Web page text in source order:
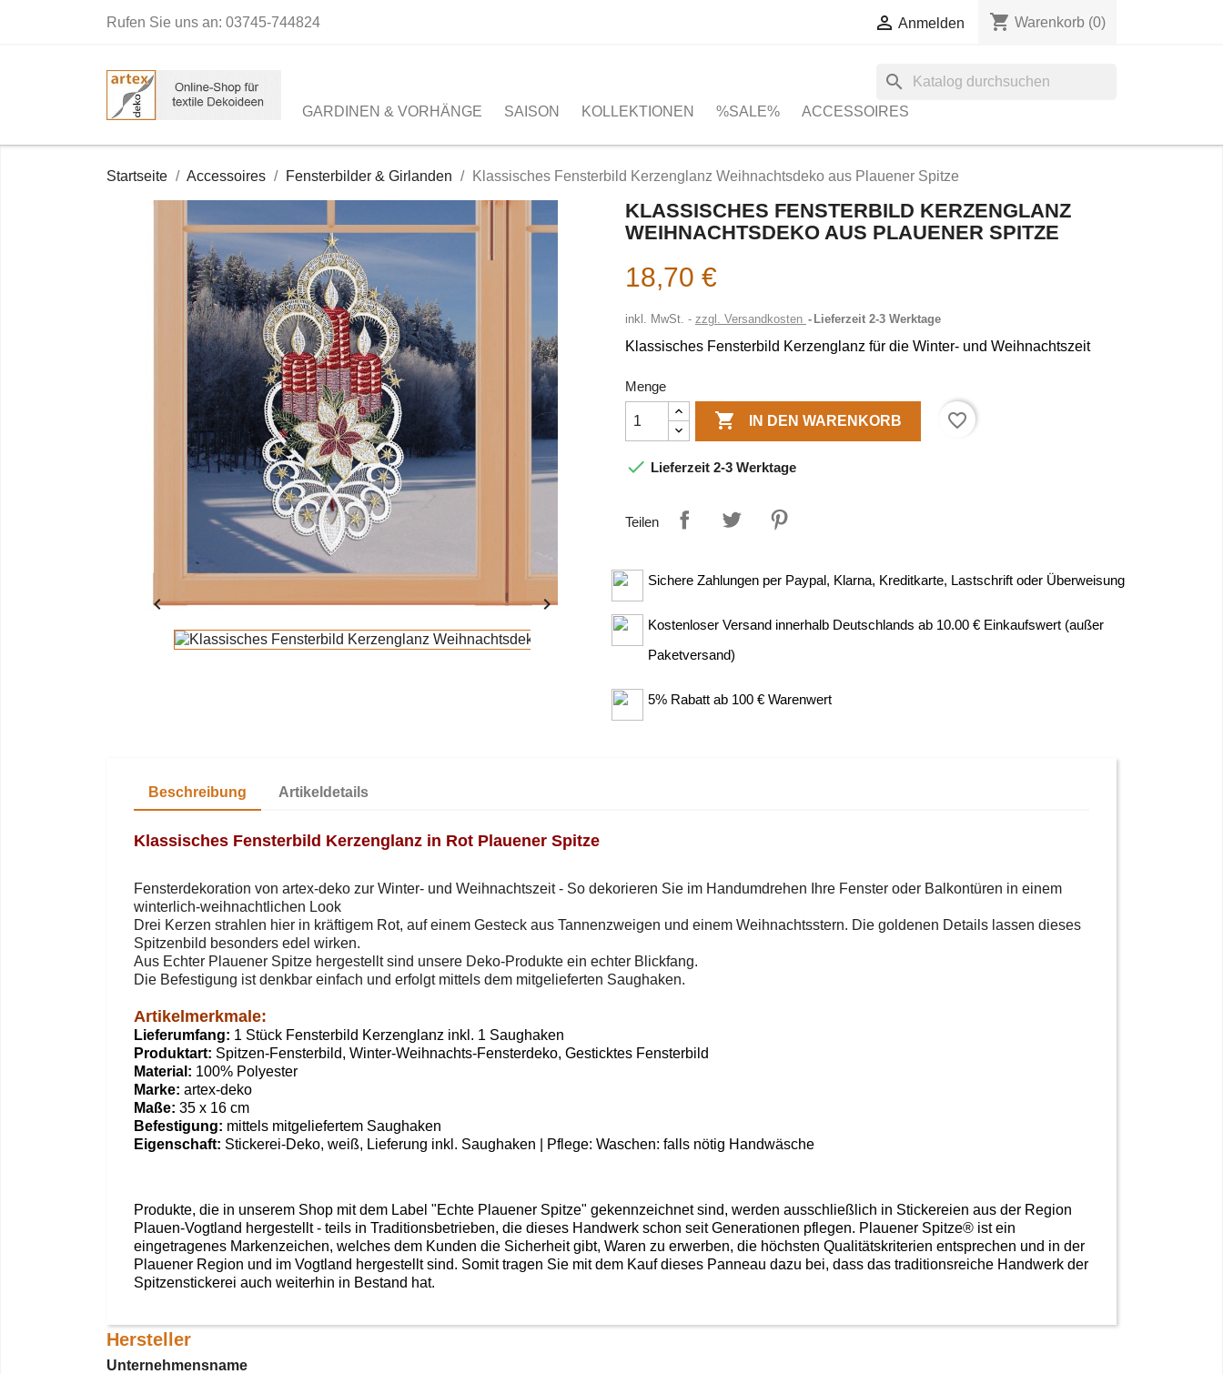
Rufen Sie uns an: 03745-744824  Anmelden shopping_cart Warenkorb (0)
search
GARDINEN & VORHÄNGE SAISON KOLLEKTIONEN %SALE% ACCESSOIRES
Startseite Accessoires Fensterbilder & Girlanden Klassisches Fensterbild Kerzenglanz Weihnachtsdeko aus Plauener Spitze
 
KLASSISCHES FENSTERBILD KERZENGLANZ
WEIHNACHTSDEKO AUS PLAUENER SPITZE
18,70 €
inkl. MwSt. zzgl. Versandkosten Lieferzeit 2-3 Werktage
Klassisches Fensterbild Kerzenglanz für die Winter- und Weihnachtszeit
Menge
 IN DEN WARENKORB favorite_border
 Lieferzeit 2-3 Werktage
Teilen
Sichere Zahlungen per Paypal, Klarna, Kreditkarte, Lastschrift oder Überweisung
Kostenloser Versand innerhalb Deutschlands ab 10.00 € Einkaufswert (außer
Paketversand)
5% Rabatt ab 100 € Warenwert
Beschreibung Artikeldetails
Klassisches Fensterbild Kerzenglanz in Rot Plauener Spitze
Fensterdekoration von artex-deko zur Winter- und Weihnachtszeit - So dekorieren Sie im Handumdrehen Ihre Fenster oder Balkontüren in einem
winterlich-weihnachtlichen Look
Drei Kerzen strahlen hier in kräftigem Rot, auf einem Gesteck aus Tannenzweigen und einem Weihnachtsstern. Die goldenen Details lassen dieses
Spitzenbild besonders edel wirken.
Aus Echter Plauener Spitze hergestellt sind unsere Deko-Produkte ein echter Blickfang.
Die Befestigung ist denkbar einfach und erfolgt mittels dem mitgelieferten Saughaken.
Artikelmerkmale:
Lieferumfang: 1 Stück Fensterbild Kerzenglanz inkl. 1 Saughaken
Produktart: Spitzen-Fensterbild, Winter-Weihnachts-Fensterdeko, Gesticktes Fensterbild
Material: 100% Polyester
Marke: artex-deko
Maße: 35 x 16 cm
Befestigung: mittels mitgeliefertem Saughaken
Eigenschaft: Stickerei-Deko, weiß, Lieferung inkl. Saughaken | Pflege: Waschen: falls nötig Handwäsche
Produkte, die in unserem Shop mit dem Label "Echte Plauener Spitze" gekennzeichnet sind, werden ausschließlich in Stickereien aus der Region
Plauen-Vogtland hergestellt - teils in Traditionsbetrieben, die dieses Handwerk schon seit Generationen pflegen. Plauener Spitze® ist ein
eingetragenes Markenzeichen, welches dem Kunden die Sicherheit gibt, Waren zu erwerben, die höchsten Qualitätskriterien entsprechen und in der
Plauener Region und im Vogtland hergestellt sind. Somit tragen Sie mit dem Kauf dieses Panneau dazu bei, dass das traditionsreiche Handwerk der
Spitzenstickerei auch weiterhin in Bestand hat.
Hersteller
Unternehmensname